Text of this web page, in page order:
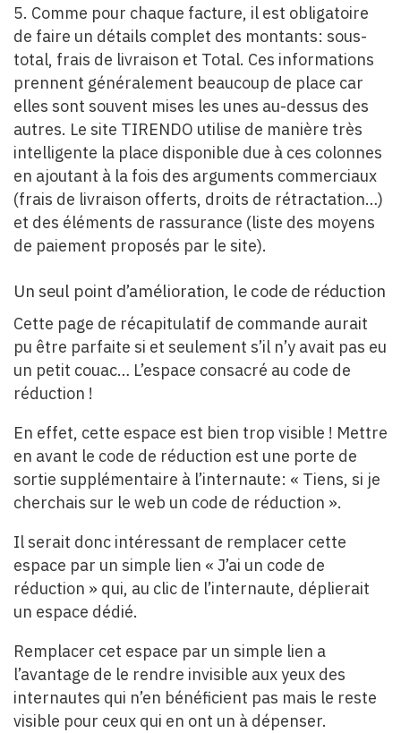
5. Comme pour chaque facture, il est obligatoire
de faire un détails complet des montants: sous-
total, frais de livraison et Total. Ces informations
prennent généralement beaucoup de place car
elles sont souvent mises les unes au-dessus des
autres. Le site TIRENDO utilise de manière très
intelligente la place disponible due à ces colonnes
en ajoutant à la fois des arguments commerciaux
(frais de livraison offerts, droits de rétractation…)
et des éléments de rassurance (liste des moyens
de paiement proposés par le site).
Un seul point d’amélioration, le code de réduction
Cette page de récapitulatif de commande aurait
pu être parfaite si et seulement s’il n’y avait pas eu
un petit couac… L’espace consacré au code de
réduction !
En effet, cette espace est bien trop visible ! Mettre
en avant le code de réduction est une porte de
sortie supplémentaire à l’internaute: « Tiens, si je
cherchais sur le web un code de réduction ».
Il serait donc intéressant de remplacer cette
espace par un simple lien « J’ai un code de
réduction » qui, au clic de l’internaute, déplierait
un espace dédié.
Remplacer cet espace par un simple lien a
l’avantage de le rendre invisible aux yeux des
internautes qui n’en bénéficient pas mais le reste
visible pour ceux qui en ont un à dépenser.